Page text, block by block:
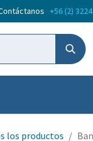
+56 (2)
los productos